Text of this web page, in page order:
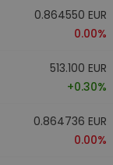
0.864550 EUR
0.00%
513.100 EUR
+0.30%
0.864736 EUR
0.00%